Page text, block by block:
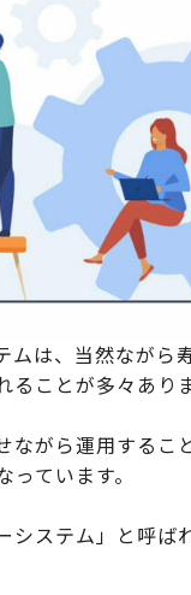
は、当然ながら
ことが多々ありま
ながら運用するこ
ています。
システム」と呼